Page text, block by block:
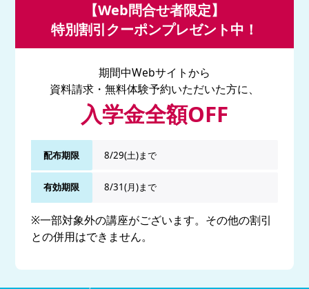
【Web問合せ者限定】
特別割引クーポンプレゼント中！
期間中Webサイトから
資料請求・無料体験予約いただいた方に、
入学金全額OFF
配布期限 8/29(土)まで
有効期限 8/31(月)まで
※一部対象外の講座がございます。その他の割引
との併用はできません。